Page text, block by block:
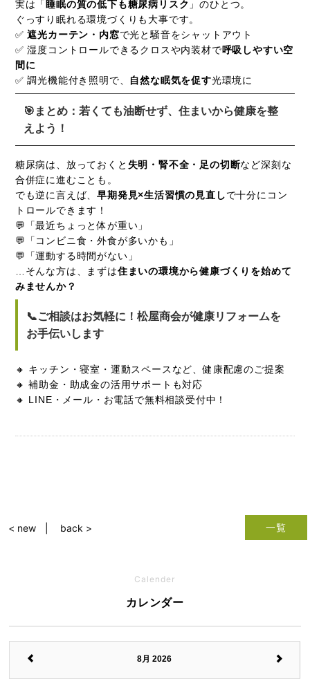
実は「 睡眠の質の低下も糖尿病リスク 」のひとつ。
ぐっすり眠れる環境づくりも大事です。
✅遮光カーテン・内窓で光と騒音をシャットアウト
✅ 湿度コントロールできるクロスや内装材で呼吸しやすい空
間に
✅ 調光機能付き照明で、 自然な眠気を促す光環境に
🎯まとめ：若くても油断せず、住まいから健康を整
えよう！
糖尿病は、放っておくと 失明・腎不全・足の切断など深刻な
合併症に進むことも。
でも逆に言えば、早期発見×生活習慣の見直しで十分にコン
トロールできます！
💬「最近ちょっと体が重い」
💬「コンビニ食・外食が多いかも」
💬「運動する時間がない」
…そんな方は、まずは住まいの環境から健康づくりを始めて
みませんか？
📞ご相談はお気軽に！松屋商会が健康リフォームを
お手伝いします
🔸 キッチン・寝室・運動スペースなど、健康配慮のご提案
🔸 補助金・助成金の活用サポートも対応
🔸 LINE・メール・お電話で無料相談受付中！
一覧
< new back >
Calender
カレンダー
8月 2026